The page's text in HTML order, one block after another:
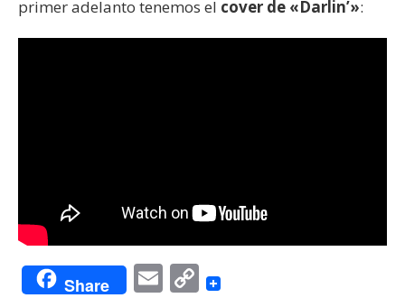
primer adelanto tenemos el cover de «Darlin’»:
Share EmailCopy